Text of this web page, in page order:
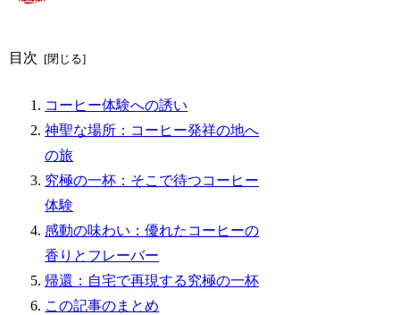
目次
コーヒー体験への誘い
神聖な場所：コーヒー発祥の地へ
の旅
究極の一杯：そこで待つコーヒー
体験
感動の味わい：優れたコーヒーの
香りとフレーバー
帰還：自宅で再現する究極の一杯
この記事のまとめ